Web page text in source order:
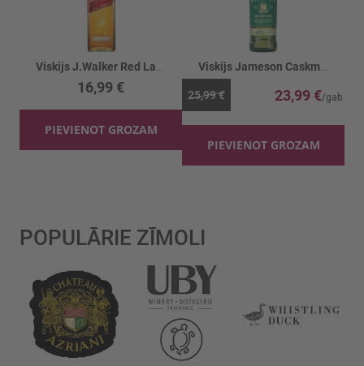
16,99 €
PIEVIENOT GROZAM
25,99 € 23,99 €
PIEVIENOT GROZAM
POPULĀRIE ZĪMOLI